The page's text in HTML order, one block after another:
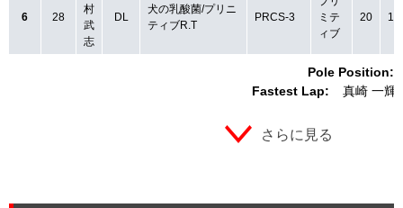
Pole Position:
Fastest Lap:
真崎 一輝
6 28
村
武
志
DL
犬の乳酸菌/プリニ
ティブR.T
PRCS-3
ミテ
ィブ
20
さらに見る